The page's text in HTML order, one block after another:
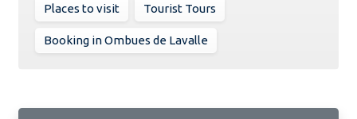
Places to visit Tourist Tours
Booking in Ombues de Lavalle